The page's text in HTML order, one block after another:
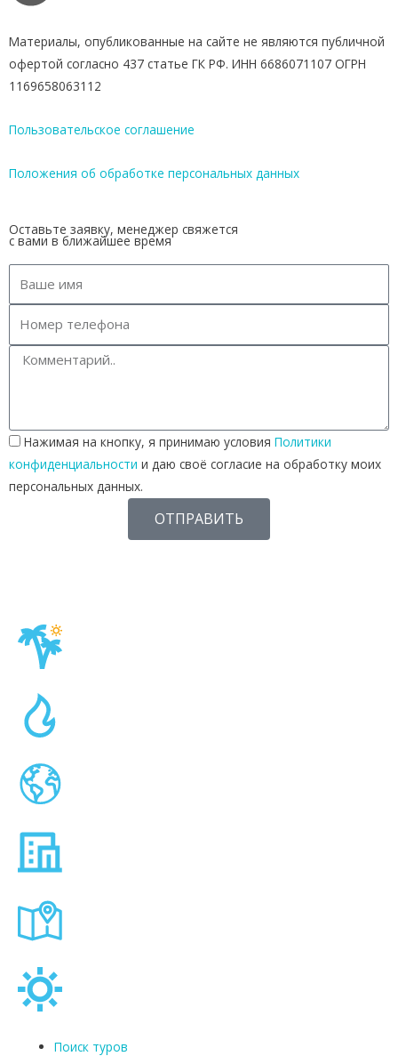
Материалы, опубликованные на сайте не являются публичной
офертой согласно 437 статье ГК РФ. ИНН 6686071107 ОГРН
1169658063112
Пользовательское соглашение
Положения об обработке персональных данных
Оставьте заявку, менеджер свяжется
с вами в ближайшее время
Нажимая на кнопку, я принимаю условия Политики
конфиденциальности и даю своё согласие на обработку моих
персональных данных.
ОТПРАВИТЬ
Поиск туров